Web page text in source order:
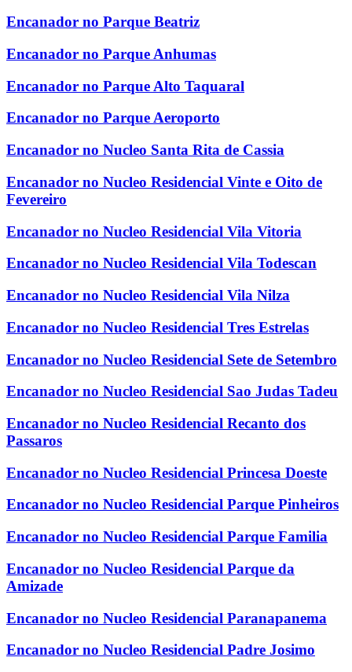
Encanador no Parque Beatriz
Encanador no Parque Anhumas
Encanador no Parque Alto Taquaral
Encanador no Parque Aeroporto
Encanador no Nucleo Santa Rita de Cassia
Encanador no Nucleo Residencial Vinte e Oito de
Fevereiro
Encanador no Nucleo Residencial Vila Vitoria
Encanador no Nucleo Residencial Vila Todescan
Encanador no Nucleo Residencial Vila Nilza
Encanador no Nucleo Residencial Tres Estrelas
Encanador no Nucleo Residencial Sete de Setembro
Encanador no Nucleo Residencial Sao Judas Tadeu
Encanador no Nucleo Residencial Recanto dos
Passaros
Encanador no Nucleo Residencial Princesa Doeste
Encanador no Nucleo Residencial Parque Pinheiros
Encanador no Nucleo Residencial Parque Familia
Encanador no Nucleo Residencial Parque da
Amizade
Encanador no Nucleo Residencial Paranapanema
Encanador no Nucleo Residencial Padre Josimo